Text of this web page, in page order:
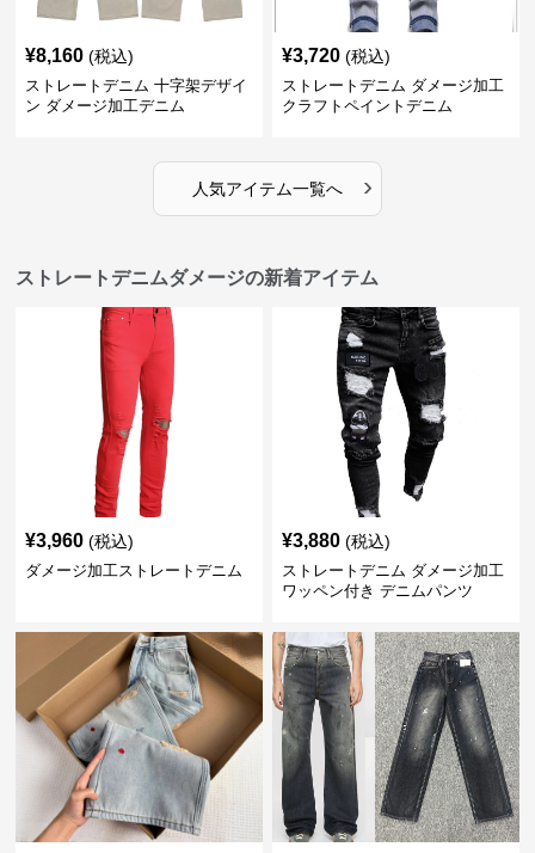
¥8,160 (税込)
ストレートデニム 十字架デザイ
ン ダメージ加工デニム
¥3,720 (税込)
ストレートデニム ダメージ加工
クラフトペイントデニム
人気アイテム一覧へ ›
ストレートデニムダメージの新着アイテム
¥3,960 (税込)
ダメージ加工ストレートデニム
¥3,880 (税込)
ストレートデニム ダメージ加工
ワッペン付き デニムパンツ